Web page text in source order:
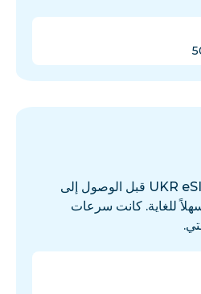
لقد اشتريت شريحة UKR eSIM قبل الوصول إلى
سهلاً للغاية. كانت سرعات